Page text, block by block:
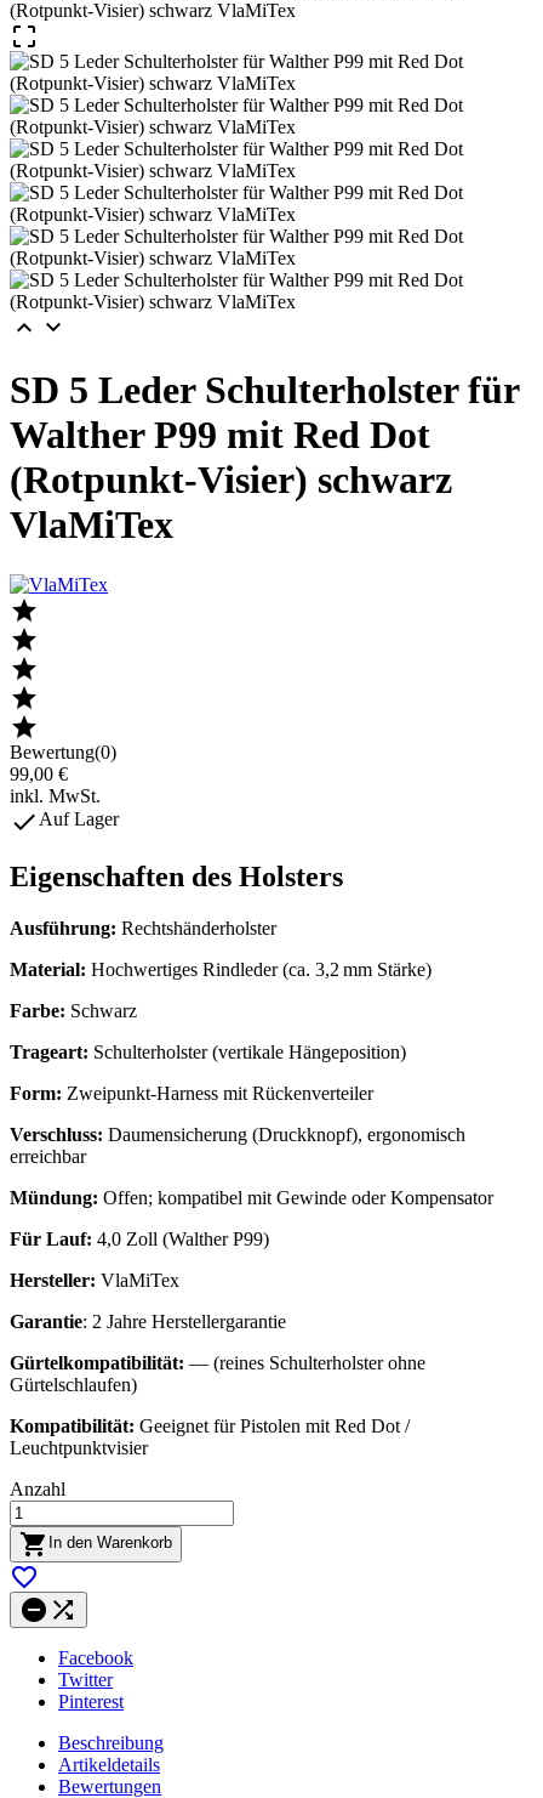

 
SD 5 Leder Schulterholster für
Walther P99 mit Red Dot
(Rotpunkt-Visier) schwarz
VlaMiTex





Bewertung(0)
99,00 €
inkl. MwSt.
 Auf Lager
Eigenschaften des Holsters
Ausführung: Rechtshänderholster
Material: Hochwertiges Rindleder (ca. 3,2 mm Stärke)
Farbe: Schwarz
Trageart: Schulterholster (vertikale Hängeposition)
Form: Zweipunkt‑Harness mit Rückenverteiler
Verschluss: Daumensicherung (Druckknopf), ergonomisch
erreichbar
Mündung: Offen; kompatibel mit Gewinde oder Kompensator
Für Lauf: 4,0 Zoll (Walther P99)
Hersteller: VlaMiTex
Garantie: 2 Jahre Herstellergarantie
Gürtelkompatibilität: — (reines Schulterholster ohne
Gürtelschlaufen)
Kompatibilität: Geeignet für Pistolen mit Red Dot /
Leuchtpunktvisier
Anzahl
 In den Warenkorb

 
Facebook
Twitter
Pinterest
Beschreibung
Artikeldetails
Bewertungen